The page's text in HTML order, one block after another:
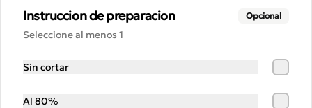
Instruccion de preparacion Opcional
Seleccione al menos 1
Sin cortar
Al 80%